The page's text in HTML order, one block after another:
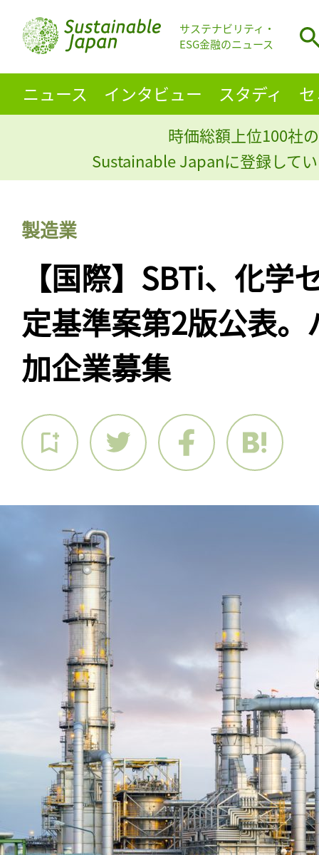
サステナビリティ・
ESG金融のニュース
ニュース インタビュー スタディ
時価総額上位100社
Sustainable Japanに登録して
製造業
【国際】SBTi、化学
定基準案第2版公表
加企業募集